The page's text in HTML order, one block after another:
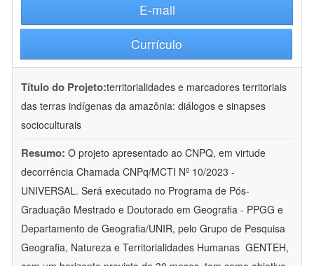
E-mail
Currículo
Título do Projeto:territorialidades e marcadores territoriais
das terras indígenas da amazônia: diálogos e sinapses
socioculturais
Resumo: O projeto apresentado ao CNPQ, em virtude
decorrência Chamada CNPq/MCTI Nº 10/2023 -
UNIVERSAL. Será executado no Programa de Pós-
Graduação Mestrado e Doutorado em Geografia - PPGG e
Departamento de Geografia/UNIR, pelo Grupo de Pesquisa
Geografia, Natureza e Territorialidades Humanas  GENTEH,